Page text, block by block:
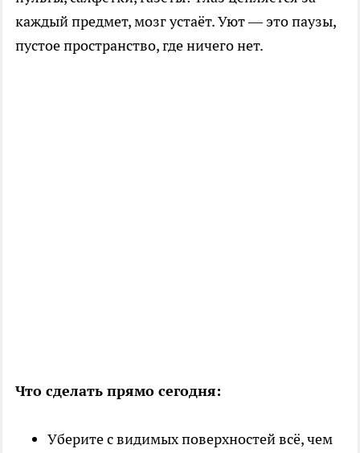
каждый предмет, мозг устаёт. Уют — это паузы,
пустое пространство, где ничего нет.
Что сделать прямо сегодня:
Уберите с видимых поверхностей всё, чем